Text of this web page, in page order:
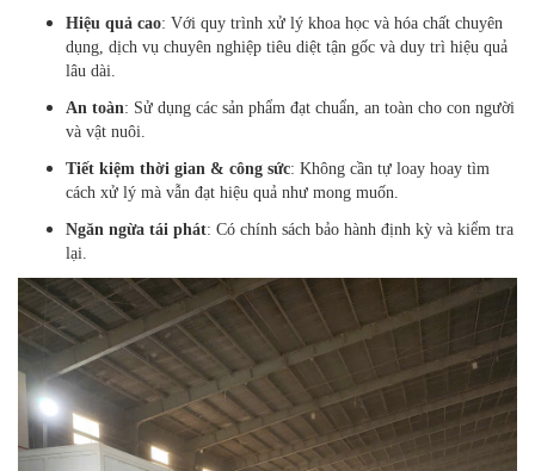
Hiệu quả cao: Với quy trình xử lý khoa học và hóa chất chuyên
dụng, dịch vụ chuyên nghiệp tiêu diệt tận gốc và duy trì hiệu quả
lâu dài.
An toàn: Sử dụng các sản phẩm đạt chuẩn, an toàn cho con người
và vật nuôi.
Tiết kiệm thời gian & công sức: Không cần tự loay hoay tìm
cách xử lý mà vẫn đạt hiệu quả như mong muốn.
Ngăn ngừa tái phát: Có chính sách bảo hành định kỳ và kiểm tra
lại.